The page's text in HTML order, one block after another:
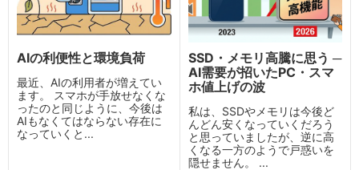
AIの利便性と環境負荷
最近、AIの利用者が増えてい
ます。 スマホが手放せなくな
ったのと同じように、今後は
AIもなくてはならない存在に
なっていくと...
SSD・メモリ高騰に思う ─
AI需要が招いたPC・スマ
ホ値上げの波
私は、SSDやメモリは今後ど
んどん安くなっていくだろう
と思っていましたが、逆に高
くなる一方のようで戸惑いを
隠せません。 ...